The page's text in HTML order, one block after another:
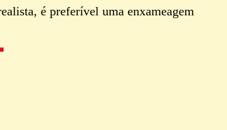
é preferível uma enxameagem